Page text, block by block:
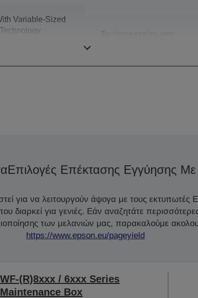
Variable-Sized
Ταχύτητα εκτύπωσης
Επιλογές Επέκτασης Εγγύησης
για να λειτουργούν άψογα με τους
διαρκεί για γενιές. Εάν αναζητάτε
των μελανιών μας, παρακαλούμε
https://www.epson.eu/pageyield
WF-(R)8xxx / 6xxx Series
Maintenance Box